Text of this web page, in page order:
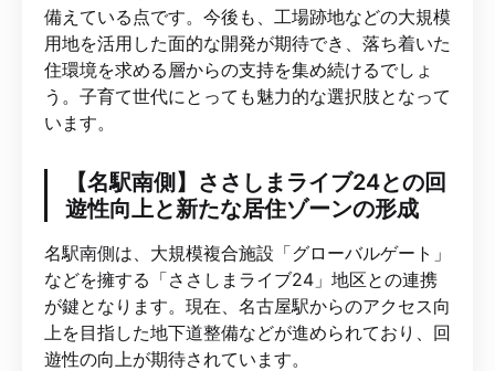
備えている点です。今後も、工場跡地などの大規模
用地を活用した面的な開発が期待でき、落ち着いた
住環境を求める層からの支持を集め続けるでしょ
う。子育て世代にとっても魅力的な選択肢となって
います。
【名駅南側】ささしまライブ24との回
遊性向上と新たな居住ゾーンの形成
名駅南側は、大規模複合施設「グローバルゲート」
などを擁する「ささしまライブ24」地区との連携
が鍵となります。現在、名古屋駅からのアクセス向
上を目指した地下道整備などが進められており、回
遊性の向上が期待されています。